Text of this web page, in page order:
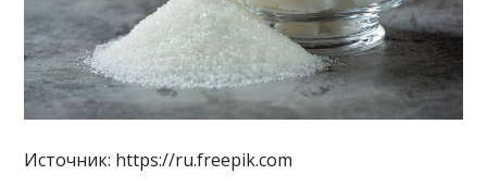
Источник: https://ru.freepik.com